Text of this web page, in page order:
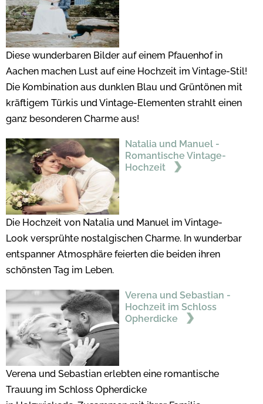
Diese wunderbaren Bilder auf einem Pfauenhof in
Aachen machen Lust auf eine Hochzeit im Vintage-Stil!
Die Kombination aus dunklen Blau und Grüntönen mit
kräftigem Türkis und Vintage-Elementen strahlt einen
ganz besonderen Charme aus!
Natalia und Manuel -
Romantische Vintage-
Hochzeit
Die Hochzeit von Natalia und Manuel im Vintage-
Look versprühte nostalgischen Charme. In wunderbar
entspanner Atmosphäre feierten die beiden ihren
schönsten Tag im Leben.
Verena und Sebastian -
Hochzeit im Schloss
Opherdicke
Verena und Sebastian erlebten eine romantische
Trauung im Schloss Opherdicke